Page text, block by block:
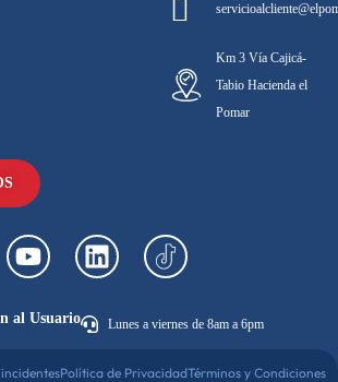
Km 3 Vía Cajicá-
Tabio Hacienda el
Pomar
al Usuario Lunes a viernes de 8am a 6pm
Política de PrivacidadTérminos y Condiciones